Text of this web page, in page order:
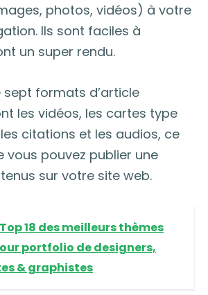
photos, vidéos) à votre
Ils sont faciles à
un super rendu.
sept formats d’article
les vidéos, les cartes type
citations et les audios, ce
vous pouvez publier une
sur votre site web.
Top 18 des meilleurs thèmes
portfolio de designers,
& graphistes